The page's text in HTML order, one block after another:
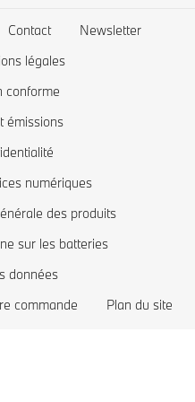
Upgrade
de BMW
Contact
Newsletter
légales
conforme
émissions
numériques
des produits
sur les batteries
données
commande
Plan du site